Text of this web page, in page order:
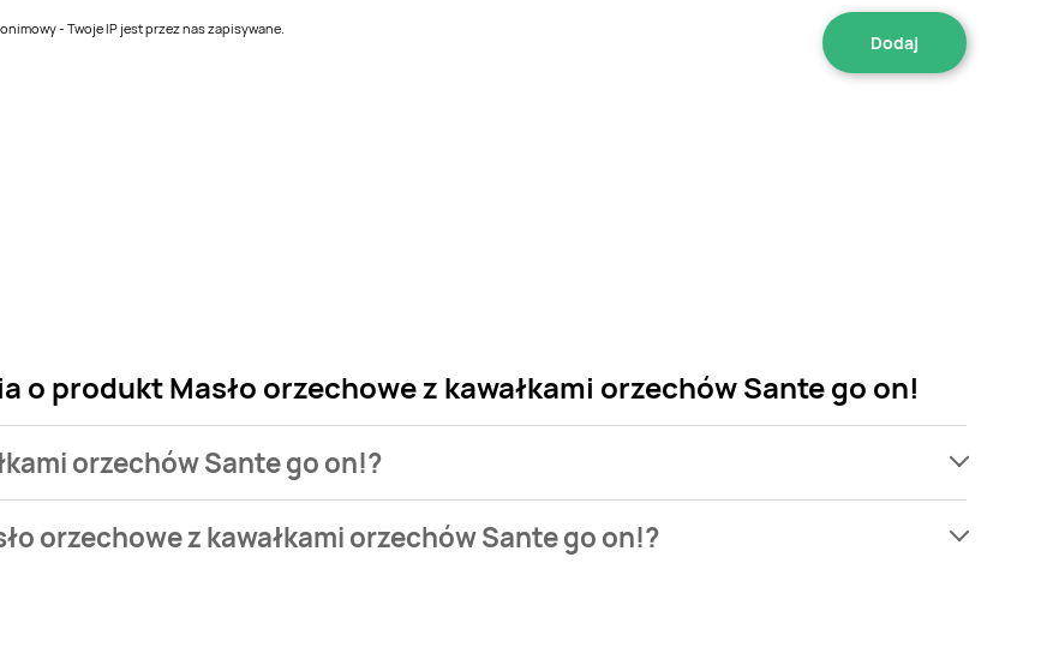
- Twoje IP jest przez nas zapisywane.
o produkt Masło orzechowe z kawałkami orzechów Sante go on!
orzechów Sante go on!?
0,01 zł do 11,99 zł.
orzechowe z kawałkami orzechów Sante go on!?